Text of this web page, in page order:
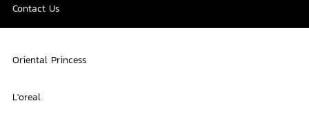
Contact Us
Oriental Princess
L'oreal